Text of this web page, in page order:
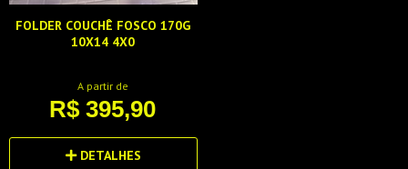
FOLDER COUCHÊ FOSCO 170G
10X14 4X0
A partir de
R$ 395,90
DETALHES